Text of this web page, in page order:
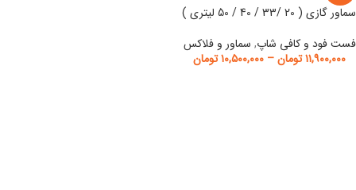
سماور گازی ( 20 /33 / 40 / 50 لیتری )
فست فود و کافی شاپ, سماور و فلاکس
۱۱,۹۰۰,۰۰۰ تومان – ۱۰,۵۰۰,۰۰۰ تومان